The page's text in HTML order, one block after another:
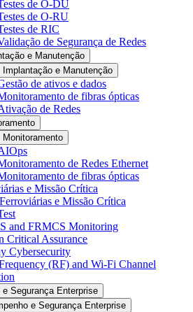
de O-DU
de O-RU
de RIC
de Segurança de Redes
e Manutenção
Implantação e Manutenção
de ativos e dados
de fibras ópticas
de Redes
Monitoramento
de Redes Ethernet
de fibras ópticas
e Missão Crítica
e Missão Crítica
and FRMCS Monitoring
Critical Assurance
Cybersecurity
(RF) and Wi-Fi Channel
e Segurança Enterprise
e Segurança Enterprise